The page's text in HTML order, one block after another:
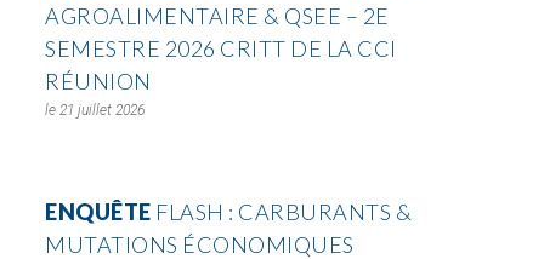
AGROALIMENTAIRE & QSEE – 2E
SEMESTRE 2026 CRITT DE LA CCI
RÉUNION
21 juillet 2026
ENQUÊTE FLASH : CARBURANTS &
MUTATIONS ÉCONOMIQUES